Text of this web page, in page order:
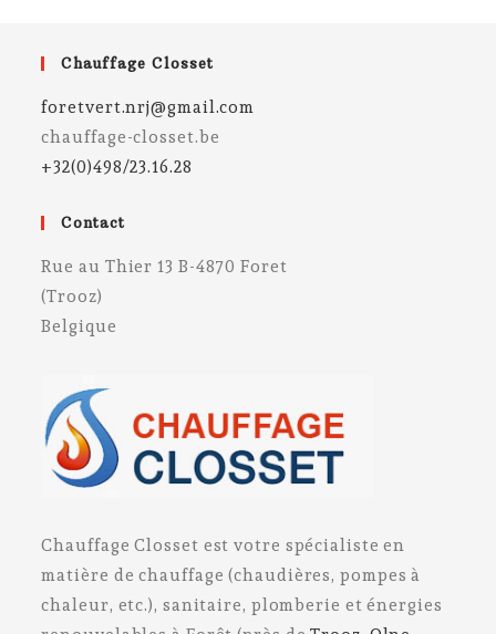
Chauffage Closset
foretvert.nrj@gmail.com
chauffage-closset.be
+32(0)498/23.16.28
Contact
Rue au Thier 13 B-4870 Foret
(Trooz)
Belgique
Chauffage Closset est votre spécialiste en
matière de chauffage (chaudières, pompes à
chaleur, etc.), sanitaire, plomberie et énergies